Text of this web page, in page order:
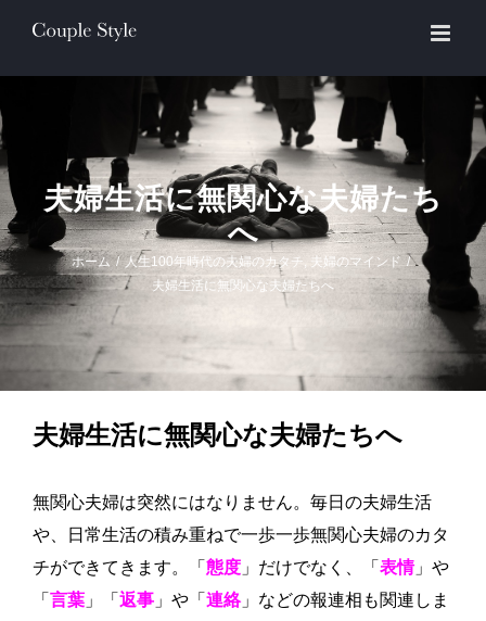
content
夫婦生活に無関心な夫婦たち
へ
ホーム / 人生100年時代の夫婦のカタチ, 夫婦のマインド /
夫婦生活に無関心な夫婦たちへ
夫婦生活に無関心な夫婦たちへ
無関心夫婦は突然にはなりません。毎日の夫婦生活
や、日常生活の積み重ねで一歩一歩無関心夫婦のカタ
チができてきます。「 態度 」だけでなく、「 表情」や
「 言葉 」「 返事 」や「 連絡」などの報連相も関連しま